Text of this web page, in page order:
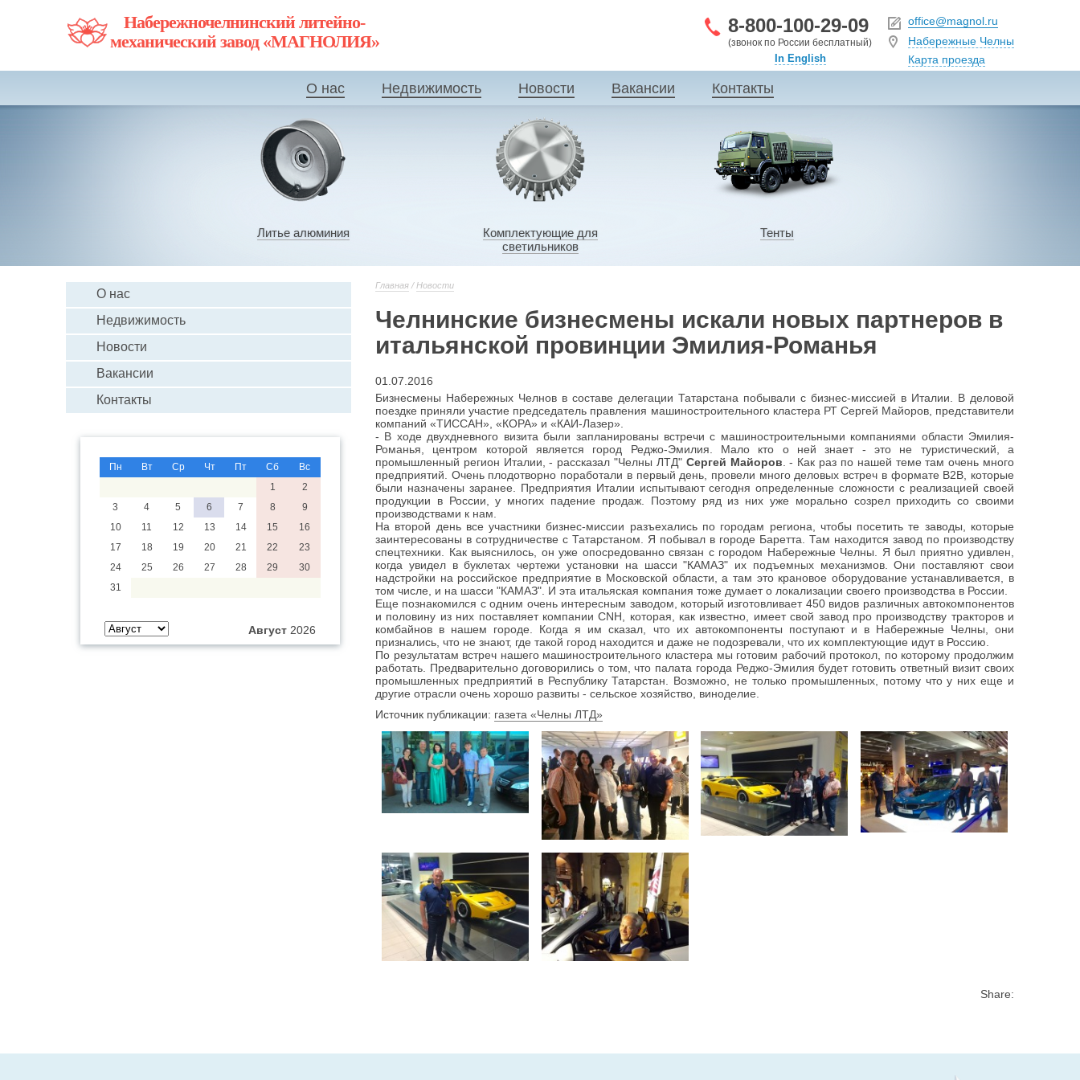
Набережночелнинский литейно-
механический завод «МАГНОЛИЯ»
office@magnol.ru
Набережные Челны
Карта проезда
8-800-100-29-09
(звонок по России бесплатный)
In English
О нас Недвижимость Новости Вакансии Контакты
Литье алюминия
Комплектующие для
светильников
Тенты
О нас
Недвижимость
Новости
Вакансии
Контакты
Август 2026
Пн Вт Ср Чт Пт Сб
Вс
1
2
3
4 5 6 7 8
9
10
11 12 13 14 15
16
17
18 19 20 21 22
23
24
25 26 27 28 29
30
31
Главная /Новости
Челнинские бизнесмены искали новых партнеров в
итальянской провинции Эмилия-Романья
01.07.2016
Бизнесмены Набережных Челнов в составе делегации Татарстана побывали с бизнес-миссией в Италии. В деловой
поездке приняли участие председатель правления машиностроительного кластера РТ Сергей Майоров, представители
компаний «ТИССАН», «КОРА» и «КАИ-Лазер».
- В ходе двухдневного визита были запланированы встречи с машиностроительными компаниями области Эмилия-
Романья, центром которой является город Реджо-Эмилия. Мало кто о ней знает - это не туристический, а
промышленный регион Италии, - рассказал "Челны ЛТД" Сергей Майоров . - Как раз по нашей теме там очень много
предприятий. Очень плодотворно поработали в первый день, провели много деловых встреч в формате В2В, которые
были назначены заранее. Предприятия Италии испытывают сегодня определенные сложности с реализацией своей
продукции в России, у многих падение продаж. Поэтому ряд из них уже морально созрел приходить со своими
производствами к нам.
На второй день все участники бизнес-миссии разъехались по городам региона, чтобы посетить те заводы, которые
заинтересованы в сотрудничестве с Татарстаном. Я побывал в городе Баретта. Там находится завод по производству
спецтехники. Как выяснилось, он уже опосредованно связан с городом Набережные Челны. Я был приятно удивлен,
когда увидел в буклетах чертежи установки на шасси "КАМАЗ" их подъемных механизмов. Они поставляют свои
надстройки на российское предприятие в Московской области, а там это крановое оборудование устанавливается, в
том числе, и на шасси "КАМАЗ". И эта итальяская компания тоже думает о локализации своего производства в России.
Еще познакомился с одним очень интересным заводом, который изготовливает 450 видов различных автокомпонентов
и половину из них поставляет компании CNH, которая, как известно, имеет свой завод про производству тракторов и
комбайнов в нашем городе. Когда я им сказал, что их автокомпоненты поступают и в Набережные Челны, они
признались, что не знают, где такой город находится и даже не подозревали, что их комплектующие идут в Россию.
По результатам встреч нашего машиностроительного кластера мы готовим рабочий протокол, по которому продолжим
работать. Предварительно договорились о том, что палата города Реджо-Эмилия будет готовить ответный визит своих
промышленных предприятий в Республику Татарстан. Возможно, не только промышленных, потому что у них еще и
другие отрасли очень хорошо развиты - сельское хозяйство, виноделие.
Источник публикации: газета «Челны ЛТД»
Share: